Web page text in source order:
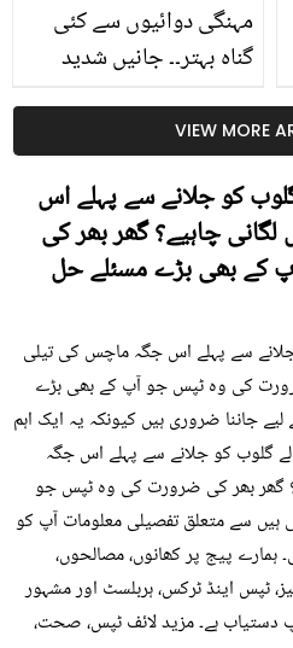
مہنگی دوائیوں سے کئی
گناہ بہتر۔۔ جانیں شدید
کیوں کھانا چاہیے؟
VIEW MORE
کو جلانے سے پہلے اس
چاہیے؟ گھر بھر کی
کے بھی بڑے مسئلے حل
سے پہلے اس جگہ ماچس کی تیلی
کی وہ ٹپس جو آپ کے بھی بڑے
جاننا ضروری ہیں کیونکہ یہ ایک اہم
گلوب کو جلانے سے پہلے اس جگہ
گھر بھر کی ضرورت کی وہ ٹپس جو
سے متعلق تفصیلی معلومات آپ کو
ہمارے پیج پر کھانوں، مصالحوں،
ٹپس اینڈ ٹرکس، ہربلسٹ اور مشہور
ہے۔ مزید لائف ٹپس، صحت،